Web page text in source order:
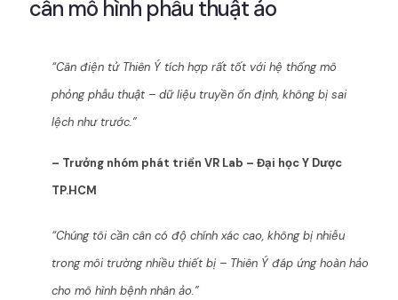
cân mô hình phẫu thuật ảo
“Cân điện tử Thiên Ý tích hợp rất tốt với hệ thống mô
phỏng phẫu thuật – dữ liệu truyền ổn định, không bị sai
lệch như trước.”
– Trưởng nhóm phát triển VR Lab – Đại học Y Dược
TP.HCM
“Chúng tôi cần cân có độ chính xác cao, không bị nhiễu
trong môi trường nhiều thiết bị – Thiên Ý đáp ứng hoàn hảo
cho mô hình bệnh nhân ảo.”